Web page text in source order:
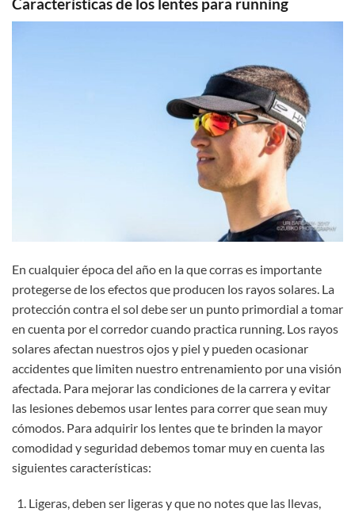
Características de los lentes para running
En cualquier época del año en la que corras es importante
protegerse de los efectos que producen los rayos solares. La
protección contra el sol debe ser un punto primordial a tomar
en cuenta por el corredor cuando practica running. Los rayos
solares afectan nuestros ojos y piel y pueden ocasionar
accidentes que limiten nuestro entrenamiento por una visión
afectada. Para mejorar las condiciones de la carrera y evitar
las lesiones debemos usar lentes para correr que sean muy
cómodos. Para adquirir los lentes que te brinden la mayor
comodidad y seguridad debemos tomar muy en cuenta las
siguientes características:
Ligeras, deben ser ligeras y que no notes que las llevas,